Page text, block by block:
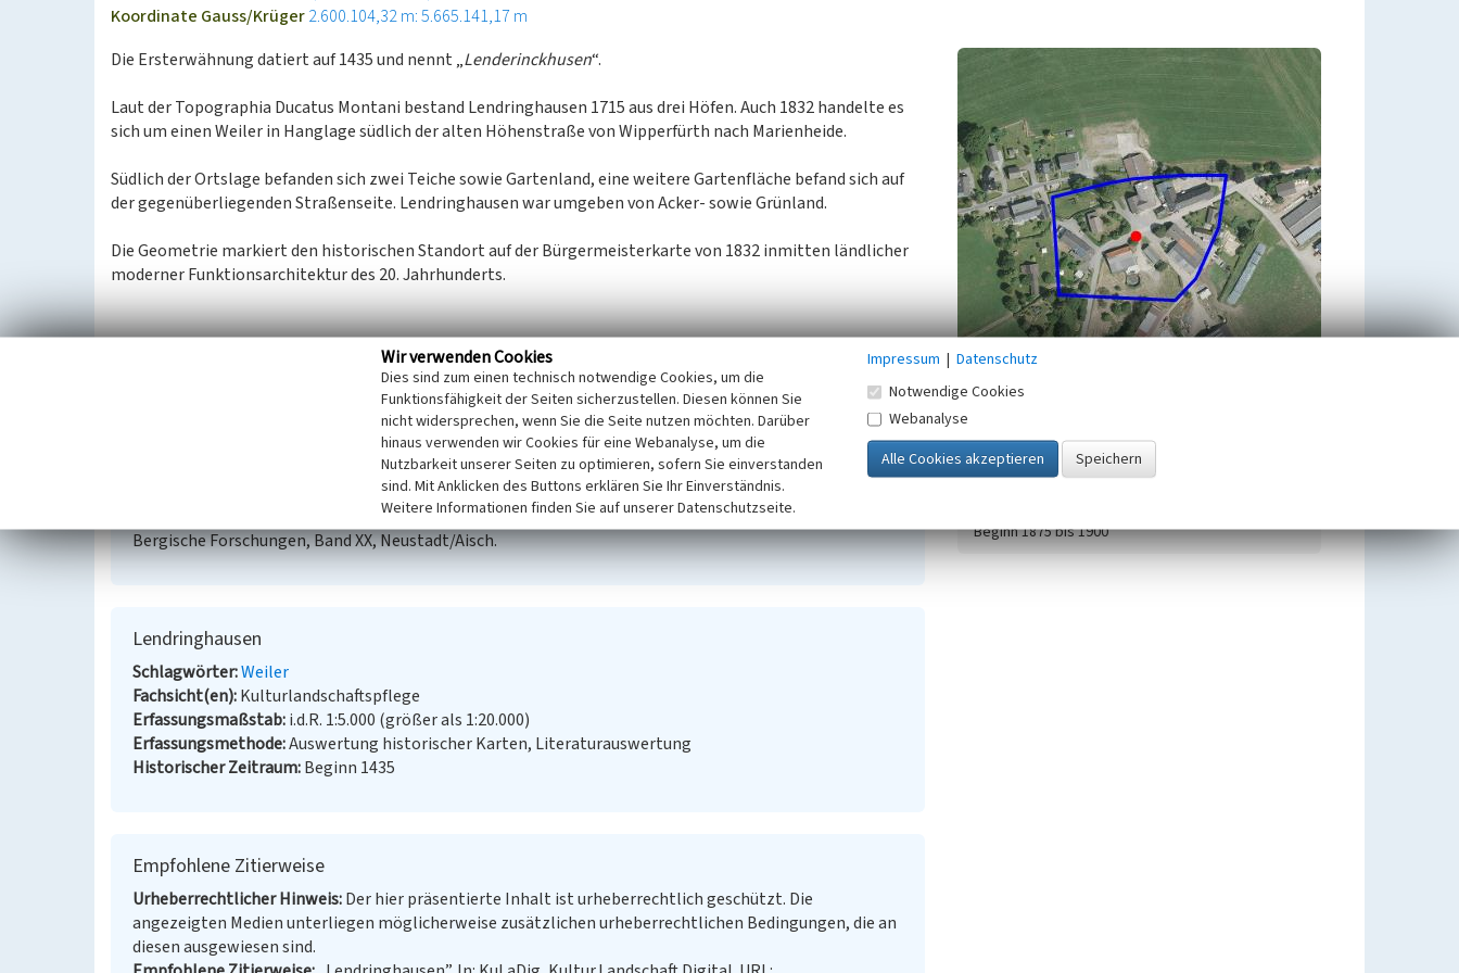
Koordinate Gauss/Krüger2.600.104,32 m: 5.665.141,17 m
Die Ersterwähnung datiert auf 1435 und nennt „Lenderinckhusen“.
Laut der Topographia Ducatus Montani bestand Lendringhausen 1715 aus drei Höfen. Auch 1832 handelte es
sich um einen Weiler in Hanglage südlich der alten Höhenstraße von Wipperfürth nach Marienheide.
Südlich der Ortslage befanden sich zwei Teiche sowie Gartenland, eine weitere Gartenfläche befand sich auf
der gegenüberliegenden Straßenseite. Lendringhausen war umgeben von Acker- sowie Grünland.
Die Geometrie markiert den historischen Standort auf der Bürgermeisterkarte von 1832 inmitten ländlicher
moderner Funktionsarchitektur des 20. Jahrhunderts.
Pampus, Klaus / Oberbergische Abteilung 1924 e.V. des Bergischen Geschichtsvereins (Hrsg.)
Urkundliche Erstnennungen oberbergischer Orte. (Beiträge zur Oberbergischen Geschichte,
Ploennies, Erich Philipp / Burkhard Dietz (Hrsg.) (1988) Topographia Ducatus Montani (1715). In:
Bergische Forschungen, Band XX, Neustadt/Aisch.
Lendringhausen
Schlagwörter Weiler
Fachsicht(en) Kulturlandschaftspflege
Erfassungsmaßstab i.d.R. 1:5.000 (größer als 1:20.000)
Erfassungsmethode Auswertung historischer Karten, Literaturauswertung
Historischer Zeitraum Beginn 1435
Empfohlene Zitierweise
Urheberrechtlicher Hinweis Der hier präsentierte Inhalt ist urheberrechtlich geschützt. Die
angezeigten Medien unterliegen möglicherweise zusätzlichen urheberrechtlichen Bedingungen, die an
diesen ausgewiesen sind.
Untergeordnete Objekte
Beginn 1875 bis 1900
Wir verwenden Cookies
Dies sind zum einen technisch notwendige Cookies, um die
Funktionsfähigkeit der Seiten sicherzustellen. Diesen können Sie
nicht widersprechen, wenn Sie die Seite nutzen möchten. Darüber
hinaus verwenden wir Cookies für eine Webanalyse, um die
Nutzbarkeit unserer Seiten zu optimieren, sofern Sie einverstanden
sind. Mit Anklicken des Buttons erklären Sie Ihr Einverständnis.
Weitere Informationen finden Sie auf unserer Datenschutzseite.
Impressum | Datenschutz
Notwendige Cookies
Webanalyse